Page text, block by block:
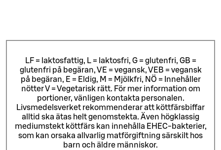
LF = laktosfattig, L = laktosfri, G = glutenfri, GB =
glutenfri på begäran, VE = vegansk, VEB = vegansk
på begäran, E = Eldig, M = Mjölkfri, NÖ = Innehåller
nötter V = Vegetarisk rätt. För mer information om
portioner, vänligen kontakta personalen.
Livsmedelsverket rekommenderar att köttfärsbiffar
alltid ska ätas helt genomstekta. Även högklassig
mediumstekt köttfärs kan innehålla EHEC-bakterier,
som kan orsaka allvarlig matförgiftning särskilt hos
barn och äldre människor.